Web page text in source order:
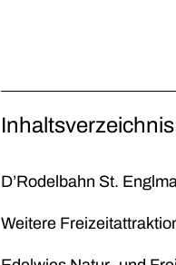
Inhaltsverzeichnis
D’Rodelbahn St.
Weitere